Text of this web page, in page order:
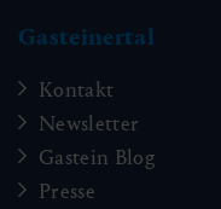
Gasteinertal
Kontakt
Newsletter
Gastein Blog
Presse